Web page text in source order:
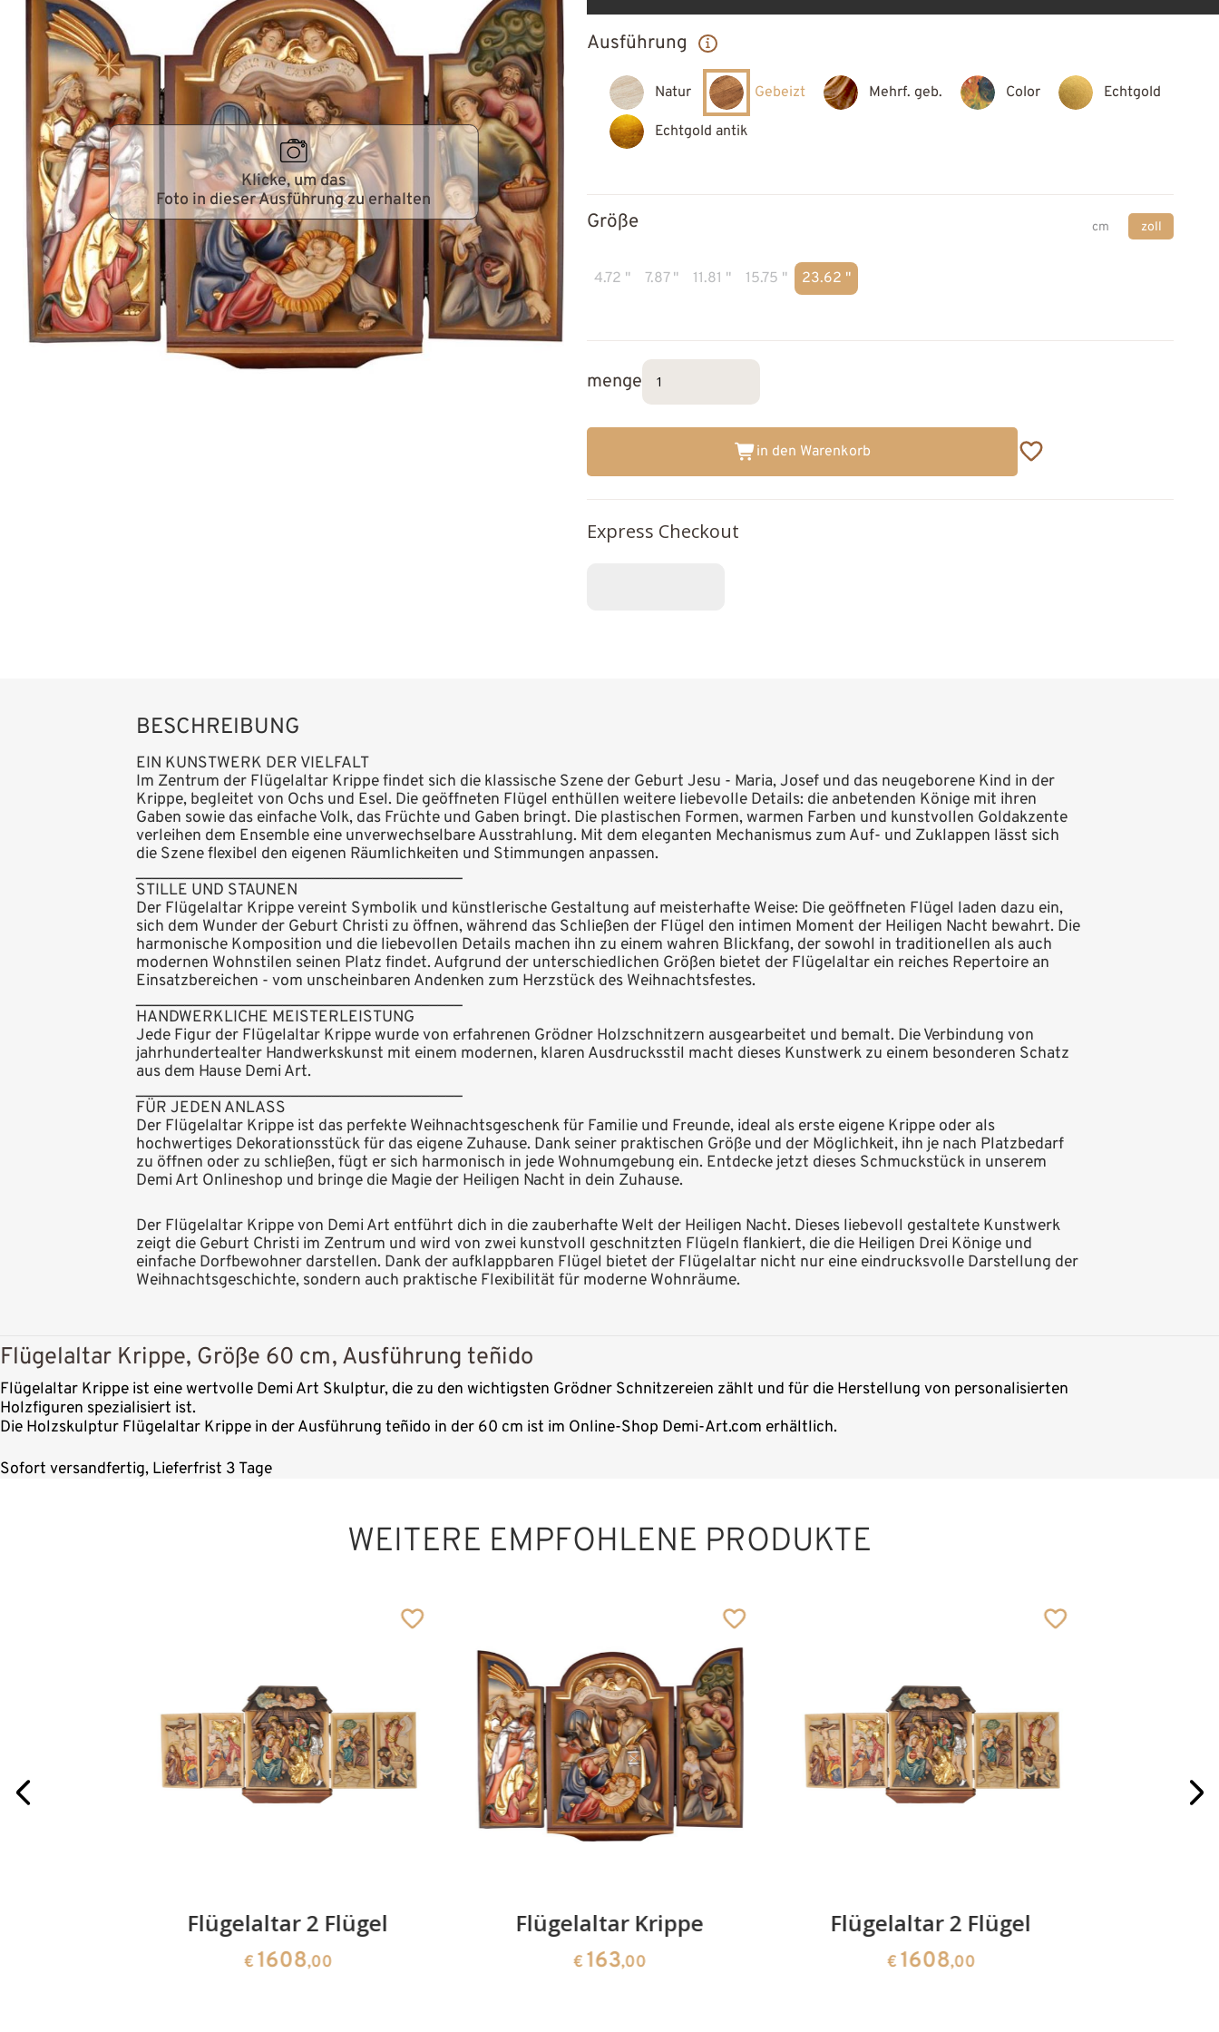
Flügelaltar Krippe
Klicke, um das
Foto in dieser Ausführung zu erhalten
Ausführung
Natur Gebeizt Mehrf. geb. Color Echtgold
Echtgold antik
Größe cm zoll
4.72 " 7.87 " 11.81 " 15.75 " 23.62 "
menge
in den Warenkorb
Express Checkout
BESCHREIBUNG
EIN KUNSTWERK DER VIELFALT
Im Zentrum der Flügelaltar Krippe findet sich die klassische Szene der Geburt Jesu - Maria, Josef und das neugeborene Kind in der
Krippe, begleitet von Ochs und Esel. Die geöffneten Flügel enthüllen weitere liebevolle Details: die anbetenden Könige mit ihren
Gaben sowie das einfache Volk, das Früchte und Gaben bringt. Die plastischen Formen, warmen Farben und kunstvollen Goldakzente
verleihen dem Ensemble eine unverwechselbare Ausstrahlung. Mit dem eleganten Mechanismus zum Auf- und Zuklappen lässt sich
die Szene flexibel den eigenen Räumlichkeiten und Stimmungen anpassen.
________________________________________
STILLE UND STAUNEN
Der Flügelaltar Krippe vereint Symbolik und künstlerische Gestaltung auf meisterhafte Weise: Die geöffneten Flügel laden dazu ein,
sich dem Wunder der Geburt Christi zu öffnen, während das Schließen der Flügel den intimen Moment der Heiligen Nacht bewahrt. Die
harmonische Komposition und die liebevollen Details machen ihn zu einem wahren Blickfang, der sowohl in traditionellen als auch
modernen Wohnstilen seinen Platz findet. Aufgrund der unterschiedlichen Größen bietet der Flügelaltar ein reiches Repertoire an
Einsatzbereichen - vom unscheinbaren Andenken zum Herzstück des Weihnachtsfestes.
________________________________________
HANDWERKLICHE MEISTERLEISTUNG
Jede Figur der Flügelaltar Krippe wurde von erfahrenen Grödner Holzschnitzern ausgearbeitet und bemalt. Die Verbindung von
jahrhundertealter Handwerkskunst mit einem modernen, klaren Ausdrucksstil macht dieses Kunstwerk zu einem besonderen Schatz
aus dem Hause Demi Art.
________________________________________
FÜR JEDEN ANLASS
Der Flügelaltar Krippe ist das perfekte Weihnachtsgeschenk für Familie und Freunde, ideal als erste eigene Krippe oder als
hochwertiges Dekorationsstück für das eigene Zuhause. Dank seiner praktischen Größe und der Möglichkeit, ihn je nach Platzbedarf
zu öffnen oder zu schließen, fügt er sich harmonisch in jede Wohnumgebung ein. Entdecke jetzt dieses Schmuckstück in unserem
Demi Art Onlineshop und bringe die Magie der Heiligen Nacht in dein Zuhause.
Der Flügelaltar Krippe von Demi Art entführt dich in die zauberhafte Welt der Heiligen Nacht. Dieses liebevoll gestaltete Kunstwerk
zeigt die Geburt Christi im Zentrum und wird von zwei kunstvoll geschnitzten Flügeln flankiert, die die Heiligen Drei Könige und
einfache Dorfbewohner darstellen. Dank der aufklappbaren Flügel bietet der Flügelaltar nicht nur eine eindrucksvolle Darstellung der
Weihnachtsgeschichte, sondern auch praktische Flexibilität für moderne Wohnräume.
Flügelaltar Krippe, Größe 60 cm, Ausführung teñido
Flügelaltar Krippe ist eine wertvolle Demi Art Skulptur, die zu den wichtigsten Grödner Schnitzereien zählt und für die Herstellung von personalisierten
Holzfiguren spezialisiert ist.
Die Holzskulptur Flügelaltar Krippe in der Ausführung teñido in der 60 cm ist im Online-Shop Demi-Art.com erhältlich.
Sofort versandfertig, Lieferfrist 3 Tage
WEITERE EMPFOHLENE PRODUKTE
Flügelaltar 2 Flügel
€1608,00
Flügelaltar Krippe
€163,00
Flügelaltar 2 Flügel
€1608,00